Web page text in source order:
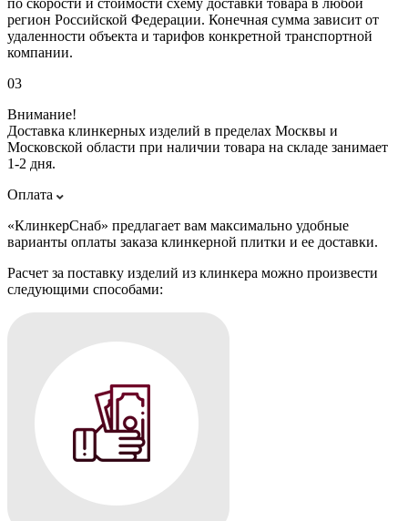
регион Российской Федерации. Конечная сумма зависит от
удаленности объекта и тарифов конкретной транспортной
компании.
03
Внимание!
Доставка клинкерных изделий в пределах Москвы и
Московской области при наличии товара на складе занимает
1-2 дня.
Оплата
«КлинкерСнаб» предлагает вам максимально удобные
варианты оплаты заказа клинкерной плитки и ее доставки.
Расчет за поставку изделий из клинкера можно произвести
следующими способами: